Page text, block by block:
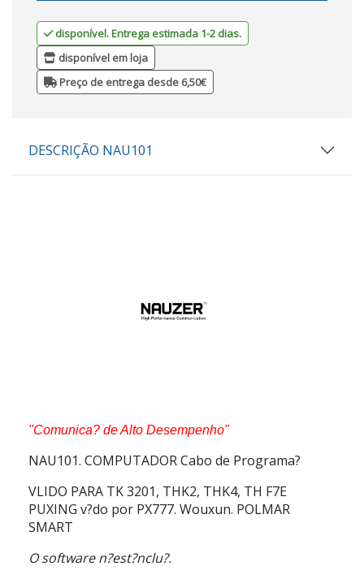
disponível. Entrega estimada 1-2 dias.
disponível em loja
Preço de entrega desde 6,50€
DESCRIÇÃO NAU101
"Comunica? de Alto Desempenho"
NAU101. COMPUTADOR Cabo de Programa?
VLIDO PARA TK 3201, THK2, THK4, TH F7E
PUXING v?do por PX777. Wouxun. POLMAR
SMART
O software n?est?nclu?.